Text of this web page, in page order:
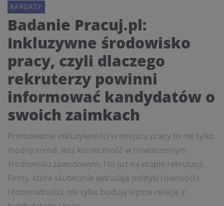
RAPORTY
Badanie Pracuj.pl:
Inkluzywne środowisko
pracy, czyli dlaczego
rekruterzy powinni
informować kandydatów o
swoich zaimkach
Promowanie inkluzywności w miejscu pracy to nie tylko
modny trend, lecz konieczność w nowoczesnym
środowisku zawodowym. I to już na etapie rekrutacji.
Firmy, które skutecznie wdrażają polityki równości i
różnorodności, nie tylko budują lepsze relacje z